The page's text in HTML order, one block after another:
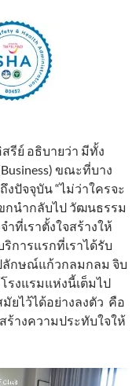
รีย์ อธิบายว่า มีทั้ง
ขณะที่บาง
ปัจจุบัน “ไม่ว่าใครจะ
กนำกลับไป วัฒนธรรม
ที่เราตั้งใจสร้างให้
การแรกที่เราได้รับ
ลักษณ์แก้วกลมกลม จิบ
รงแรมแห่งนี้เต็มไป
ยไว้ได้อย่างลงตัว คือ
างความประทับใจให้